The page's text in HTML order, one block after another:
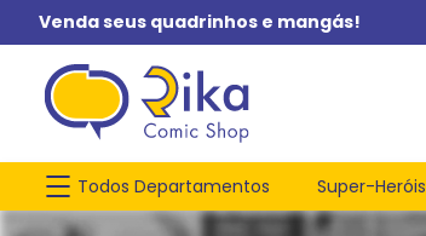
Venda seus quadrinhos e mangás!
Todos Departamentos Super-Heróis